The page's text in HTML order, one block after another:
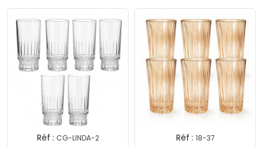
Réf : CG-LINDA-2 Réf : 18-37